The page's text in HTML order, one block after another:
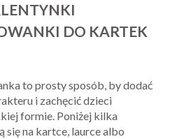
DO KARTEK
to prosty sposób, by dodać
i zachęcić dzieci
formie. Poniżej kilka
się na kartce, laurce albo